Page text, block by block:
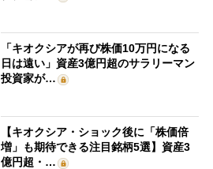
「キオクシアが再び株価10万円になる
日は遠い」資産3億円超のサラリーマン
投資家が…
【キオクシア・ショック後に「株価倍
増」も期待できる注目銘柄5選】資産3
億円超・…